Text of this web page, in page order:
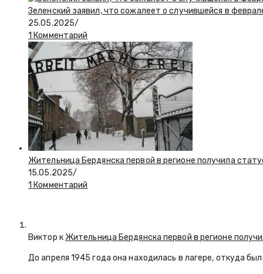
Зеленский заявил, что сожалеет о случившейся в
25.05.2025/
1 Комментарий
Жительница Бердянска первой в регионе получила
15.05.2025/
1 Комментарий
Виктор к Жительница Бердянска первой в регионе
До апреля 1945 года она находилась в лагере, откуда